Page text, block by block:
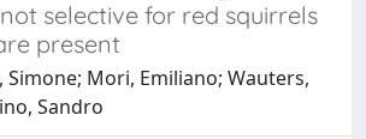
selective for red squirrels
present
Simone; Mori, Emiliano; Wauters,
Sandro